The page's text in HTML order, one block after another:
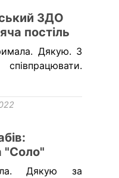
ЗДО
постіль
Дякую. З
"Соло"
Дякую за